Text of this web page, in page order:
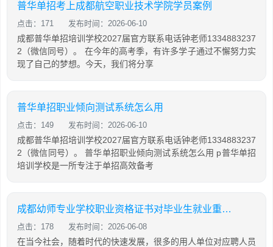
普华单招考上成都航空职业技术学院学员案例
点击：171 发布时间：2026-06-10
成都普华单招培训学校2027届官方联系电话钟老师1334883237
2（微信同号）。 在今年的高考季，有许多学子通过不懈努力实
现了自己的梦想。今天，我们将分享
普华单招职业倾向测试系统怎么用
点击：149 发布时间：2026-06-10
成都普华单招培训学校2027届官方联系电话钟老师1334883237
2（微信同号）。 普华单招职业倾向测试系统怎么用 p普华单招
培训学校是一所专注于单招高效备考
成都幼师专业学校职业资格证书对毕业生就业重要吗
点击：178 发布时间：2026-06-08
在当今社会，随着时代的快速发展，很多的用人单位对应聘人员